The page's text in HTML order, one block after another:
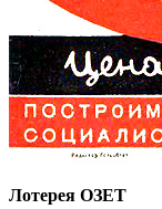
Лотерея ОЗЕТ